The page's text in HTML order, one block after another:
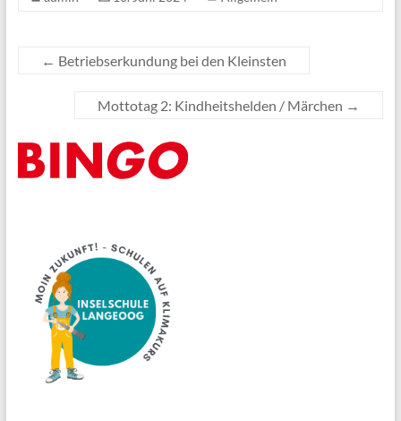
← Betriebserkundung bei den Kleinsten
Mottotag 2: Kindheitshelden / Märchen →